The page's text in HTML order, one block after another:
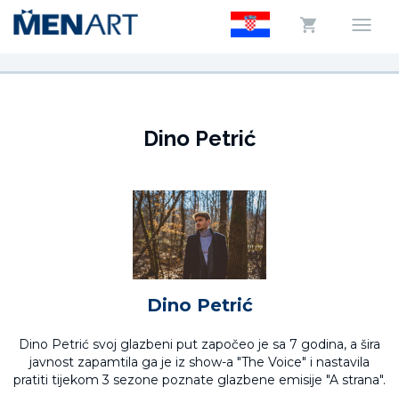
Dino Petrić
Dino Petrić
Dino Petrić svoj glazbeni put započeo je sa 7 godina, a šira
javnost zapamtila ga je iz show-a "The Voice" i nastavila
pratiti tijekom 3 sezone poznate glazbene emisije "A strana".